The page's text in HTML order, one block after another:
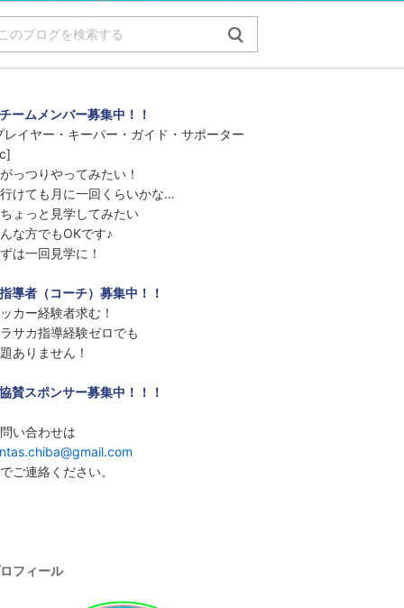
ームメンバー募集中！！
レイヤー・キーパー・ガイド・サポーター
がっつりやってみたい！
行けても月に一回くらいかな…
ちょっと見学してみたい
な方でもOKです♪
は一回見学に！
導者（コーチ）募集中！！
カー経験者求む！
サカ指導経験ゼロでも
ありません！
賛スポンサー募集中！！！
い合わせは
ご連絡ください。
フィール